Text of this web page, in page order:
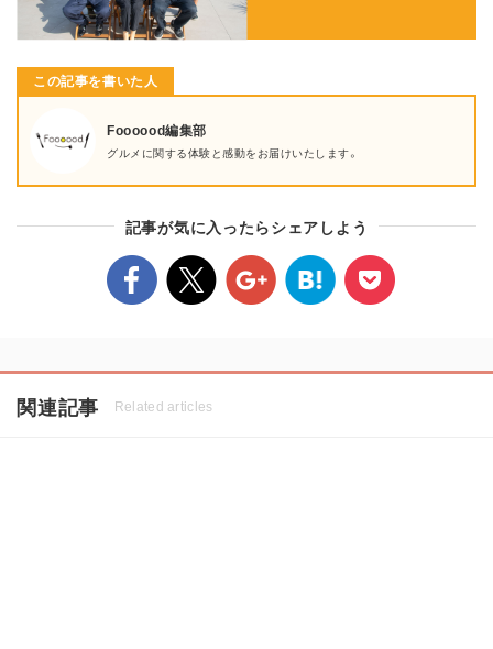
この記事を書いた人
Foooood編集部
グルメに関する体験と感動をお届けいたします。
記事が気に入ったらシェアしよう
関連記事 Related articles